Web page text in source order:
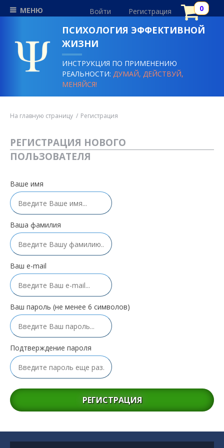
МЕНЮ Войти Регистрация
ПСИХОЛОГИЯ ЭФФЕКТИВНОЙ
ЖИЗНИ
ИНСТРУКЦИЯ ПО ПРИМЕНЕНИЮ
РЕАЛЬНОСТИ:ДУМАЙ, ДЕЙСТВУЙ,
МЕНЯЙСЯ!
На главную страницу Регистрация
РЕГИСТРАЦИЯ НОВОГО
ПОЛЬЗОВАТЕЛЯ
Ваше имя
Ваша фамилия
Ваш e-mail
Ваш пароль (не менее 6 символов)
Подтверждение пароля
РЕГИСТРАЦИЯ